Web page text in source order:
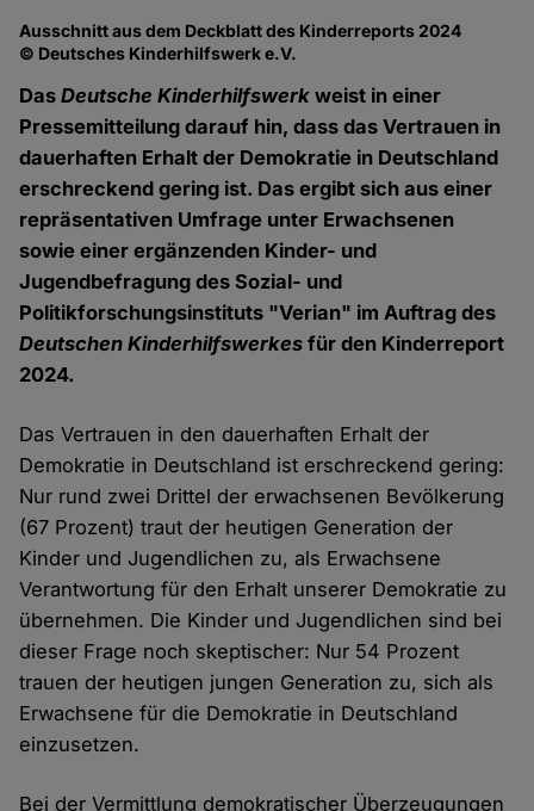
Ausschnitt aus dem Deckblatt des Kinderreports 2024
© Deutsches Kinderhilfswerk e.V.
DasDeutsche Kinderhilfswerkweist in einer
Pressemitteilung darauf hin, dass das Vertrauen in
dauerhaften Erhalt der Demokratie in Deutschland
erschreckend gering ist. Das ergibt sich aus einer
repräsentativen Umfrage unter Erwachsenen
sowie einer ergänzenden Kinder- und
Jugendbefragung des Sozial- und
Politikforschungsinstituts "Verian" im Auftrag des
Deutschen Kinderhilfswerkes für den Kinderreport
2024.
Das Vertrauen in den dauerhaften Erhalt der
Demokratie in Deutschland ist erschreckend gering:
Nur rund zwei Drittel der erwachsenen Bevölkerung
(67 Prozent) traut der heutigen Generation der
Kinder und Jugendlichen zu, als Erwachsene
Verantwortung für den Erhalt unserer Demokratie zu
übernehmen. Die Kinder und Jugendlichen sind bei
dieser Frage noch skeptischer: Nur 54 Prozent
trauen der heutigen jungen Generation zu, sich als
Erwachsene für die Demokratie in Deutschland
einzusetzen.
Bei der Vermittlung demokratischer Überzeugungen